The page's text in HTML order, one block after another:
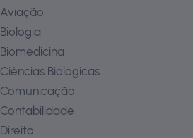
Aviação
Biologia
Biomedicina
Ciências Biológicas
Comunicação
Contabilidade
Direito